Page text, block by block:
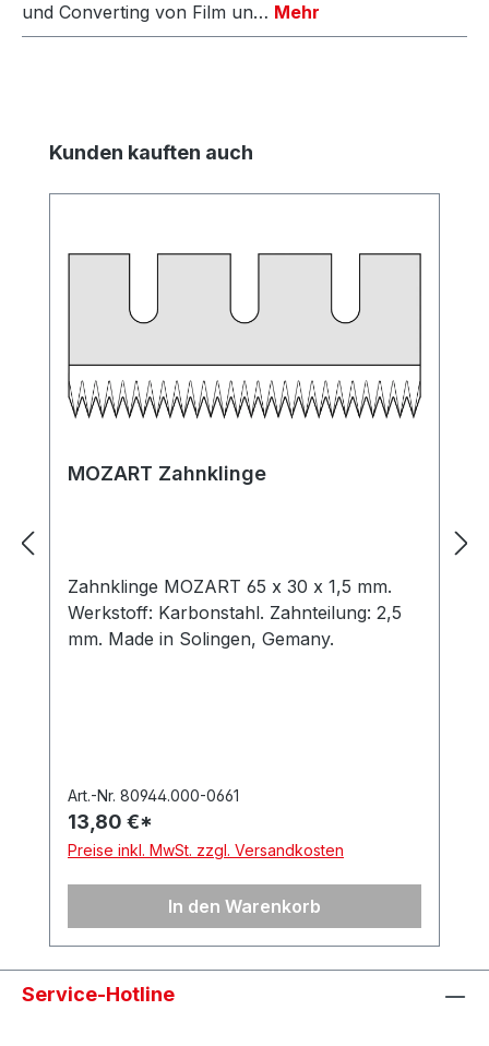
und Converting von Film un… Mehr
Produktgalerie überspringen
Kunden kauften auch
MOZART Zahnklinge
Zahnklinge MOZART 65 x 30 x 1,5 mm.
Werkstoff: Karbonstahl. Zahnteilung: 2,5
mm. Made in Solingen, Gemany.
Art.-Nr. 80944.000-0661
13,80 €*
Preise inkl. MwSt. zzgl. Versandkosten
In den Warenkorb
Service-Hotline